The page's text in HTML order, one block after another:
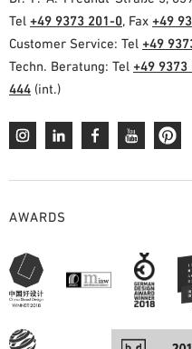
Tel +49 9373 201-0, Fax +49
Customer Service: Tel +49
Techn. Beratung: Tel +49 9373
444 (int.)
AWARDS